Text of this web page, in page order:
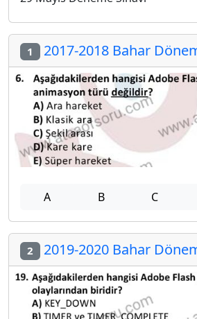
1 2017-2018 Bahar
A B C
2 2019-2020 Bahar